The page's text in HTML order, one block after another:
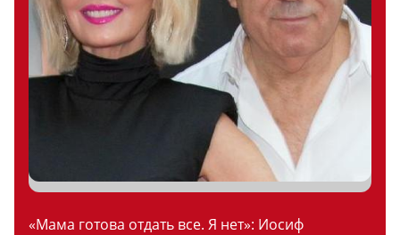
«Мама готова отдать все. Я нет»: Иосиф